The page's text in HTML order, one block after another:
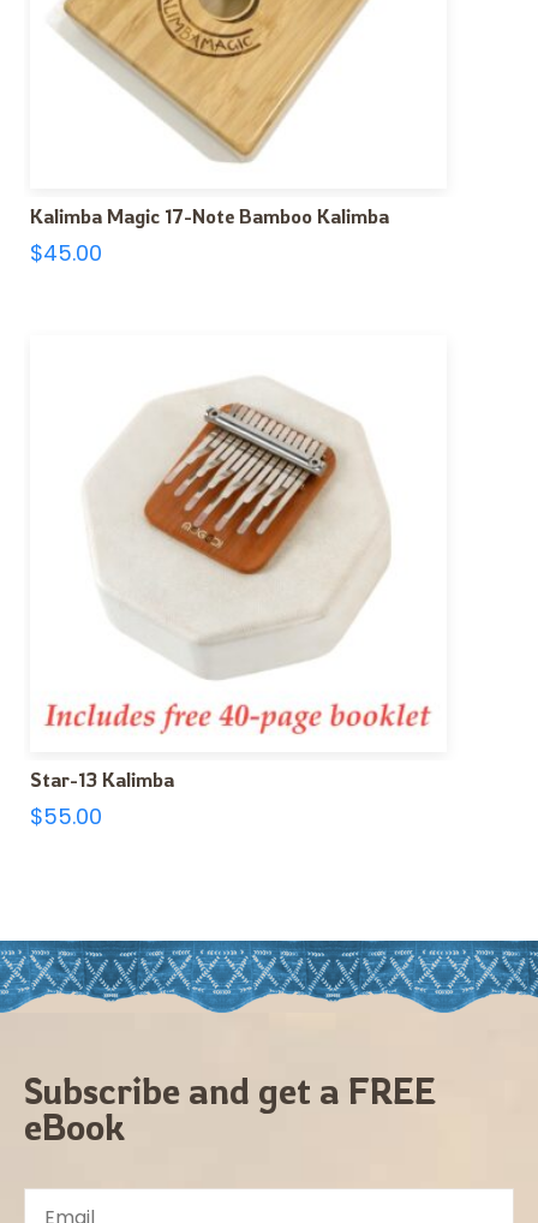
Kalimba Magic 17-Note Bamboo Kalimba
$45.00
Star-13 Kalimba
$55.00
Subscribe and get a FREE
eBook